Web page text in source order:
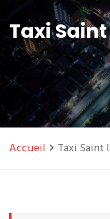
Taxi
Accueil Taxi Saint